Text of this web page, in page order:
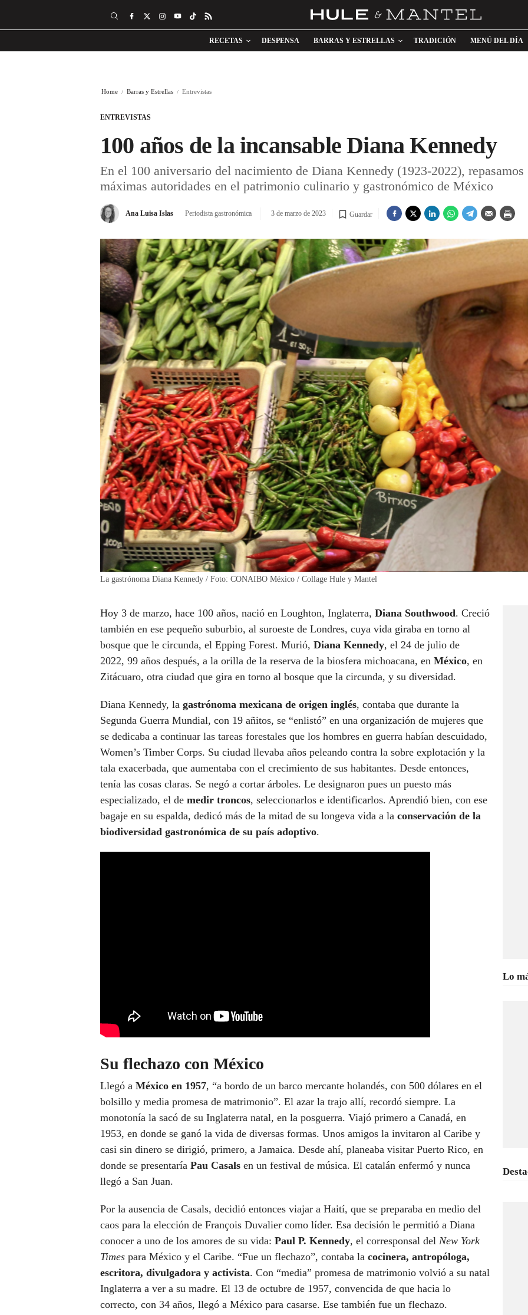
RECETAS DESPENSA BARRAS Y ESTRELLAS TRADICIÓN MENÚ DEL DÍA
Home Barras y Estrellas Entrevistas
ENTREVISTAS
100 años de la incansable Diana Kennedy
En el 100 aniversario del nacimiento de Diana Kennedy (1923-2022), repasamos
máximas autoridades en el patrimonio culinario y gastronómico de México
Ana Luisa Islas Periodista gastronómica 3 de marzo de 2023 Guardar
La gastrónoma Diana Kennedy / Foto: CONAIBO México / Collage Hule y Mantel
Hoy 3 de marzo, hace 100 años, nació en Loughton, Inglaterra, Diana Southwood. Creció
también en ese pequeño suburbio, al suroeste de Londres, cuya vida giraba en torno al
bosque que le circunda, el Epping Forest. Murió, Diana Kennedy, el 24 de julio de
2022, 99 años después, a la orilla de la reserva de la biosfera michoacana, en México, en
Zitácuaro, otra ciudad que gira en torno al bosque que la circunda, y su diversidad.
Diana Kennedy, la gastrónoma mexicana de origen inglés, contaba que durante la
Segunda Guerra Mundial, con 19 añitos, se “enlistó” en una organización de mujeres que
se dedicaba a continuar las tareas forestales que los hombres en guerra habían descuidado,
Women’s Timber Corps. Su ciudad llevaba años peleando contra la sobre explotación y la
tala exacerbada, que aumentaba con el crecimiento de sus habitantes. Desde entonces,
tenía las cosas claras. Se negó a cortar árboles. Le designaron pues un puesto más
especializado, el de medir troncos, seleccionarlos e identificarlos. Aprendió bien, con ese
bagaje en su espalda, dedicó más de la mitad de su longeva vida a la conservación de la
biodiversidad gastronómica de su país adoptivo.
Su flechazo con México
Llegó a México en 1957, “a bordo de un barco mercante holandés, con 500 dólares en el
bolsillo y media promesa de matrimonio”. El azar la trajo allí, recordó siempre. La
monotonía la sacó de su Inglaterra natal, en la posguerra. Viajó primero a Canadá, en
1953, en donde se ganó la vida de diversas formas. Unos amigos la invitaron al Caribe y
casi sin dinero se dirigió, primero, a Jamaica. Desde ahí, planeaba visitar Puerto Rico, en
donde se presentaría Pau Casals en un festival de música. El catalán enfermó y nunca
llegó a San Juan.
Por la ausencia de Casals, decidió entonces viajar a Haití, que se preparaba en medio del
caos para la elección de François Duvalier como líder. Esa decisión le permitió a Diana
conocer a uno de los amores de su vida: Paul P. Kennedy, el corresponsal del New York
Times para México y el Caribe. “Fue un flechazo”, contaba la cocinera, antropóloga,
escritora, divulgadora y activista. Con “media” promesa de matrimonio volvió a su natal
Inglaterra a ver a su madre. El 13 de octubre de 1957, convencida de que hacia lo
correcto, con 34 años, llegó a México para casarse. Ese también fue un flechazo.
Lo